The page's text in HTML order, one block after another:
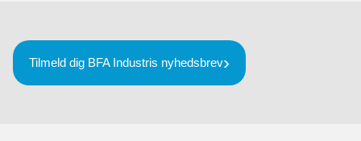
Tilmeld dig BFA Industris nyhedsbrev